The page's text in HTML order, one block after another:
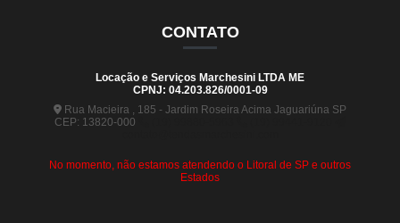
CONTATO
Locação e Serviços Marchesini LTDA ME
CPNJ: 04.203.826/0001-09
Rua Macieira , 185 - Jardim Roseira Acima Jaguariúna SP
CEP: 13820-000
No momento, não estamos atendendo o Litoral de SP e outros
Estados